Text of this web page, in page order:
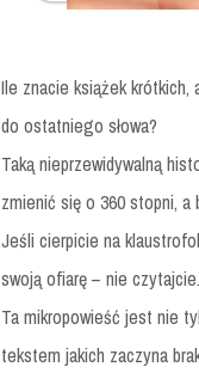
Ile znacie książek
do ostatniego słowa?
Taką nieprzewidywalną
zmienić się o 360 stopni, a
Jeśli cierpicie na
swoją ofiarę – nie czytajcie.
Ta mikropowieść jest nie
tekstem jakich zaczyna